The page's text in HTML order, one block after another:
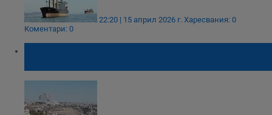
22:20 | 15 април 2026 г. Харесвания: 0
Коментари: 0